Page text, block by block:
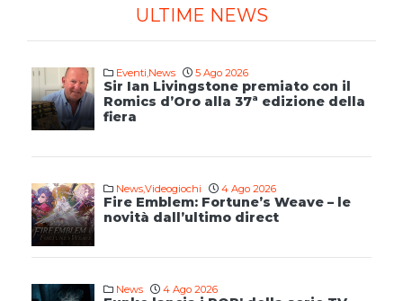
ULTIME NEWS
Eventi,News 5 Ago 2026
Sir Ian Livingstone premiato con il
Romics d’Oro alla 37ª edizione della
fiera
News,Videogiochi 4 Ago 2026
Fire Emblem: Fortune’s Weave – le
novità dall’ultimo direct
News 4 Ago 2026